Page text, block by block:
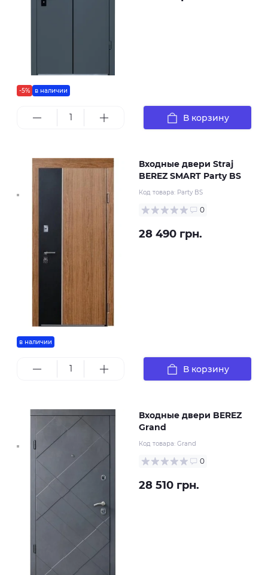
-5% в наличии
В корзину
в наличии
Входные двери Straj
BEREZ SMART Party BS
Код товара: Party BS
0
28 490 грн.
В корзину
Входные двери BEREZ
Grand
Код товара: Grand
0
28 510 грн.